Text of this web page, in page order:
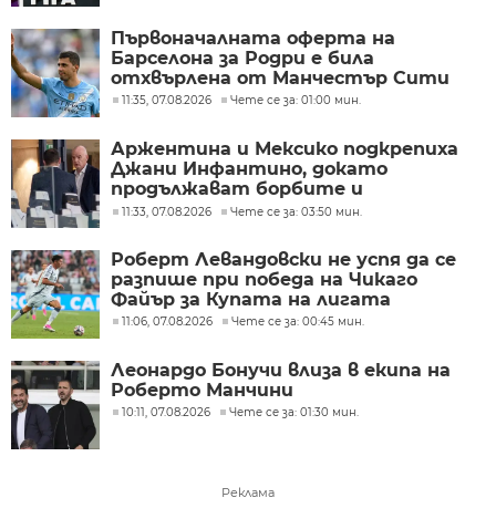
Първоначалната оферта на
Барселона за Родри е била
отхвърлена от Манчестър Сити
11:35, 07.08.2026 Чете се за: 01:00 мин.
Аржентина и Мексико подкрепиха
Джани Инфантино, докато
продължават борбите и
разногласията във ФИФА
11:33, 07.08.2026 Чете се за: 03:50 мин.
Роберт Левандовски не успя да се
разпише при победа на Чикаго
Файър за Купата на лигата
11:06, 07.08.2026 Чете се за: 00:45 мин.
Леонардо Бонучи влиза в екипа на
Роберто Манчини
10:11, 07.08.2026 Чете се за: 01:30 мин.
Реклама